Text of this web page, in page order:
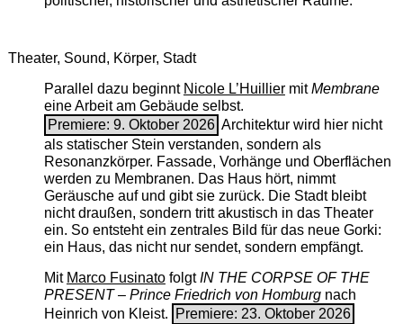
Theater, Sound, Körper, Stadt
Parallel dazu beginnt Nicole L’Huilliermit ­Membrane
eine Arbeit am Gebäude selbst.
Premiere: 9. Oktober 2026 Architektur wird hier nicht
als statischer Stein verstanden, sondern als
Resonanzkörper. Fassade, Vorhänge und Oberflächen
werden zu Membranen. Das Haus hört, nimmt
Geräusche auf und gibt sie zurück. Die Stadt bleibt
nicht draußen, sondern tritt akustisch in das Theater
ein. So entsteht ein zentrales Bild für das neue Gorki:
ein Haus, das nicht nur sendet, sondern empfängt.
Mit Marco FusinatofolgtIN THE CORPSE OF THE
PRESENT – Prince Friedrich von Homburgnach
Heinrich von Kleist.
Premiere: 23. Oktober 2026